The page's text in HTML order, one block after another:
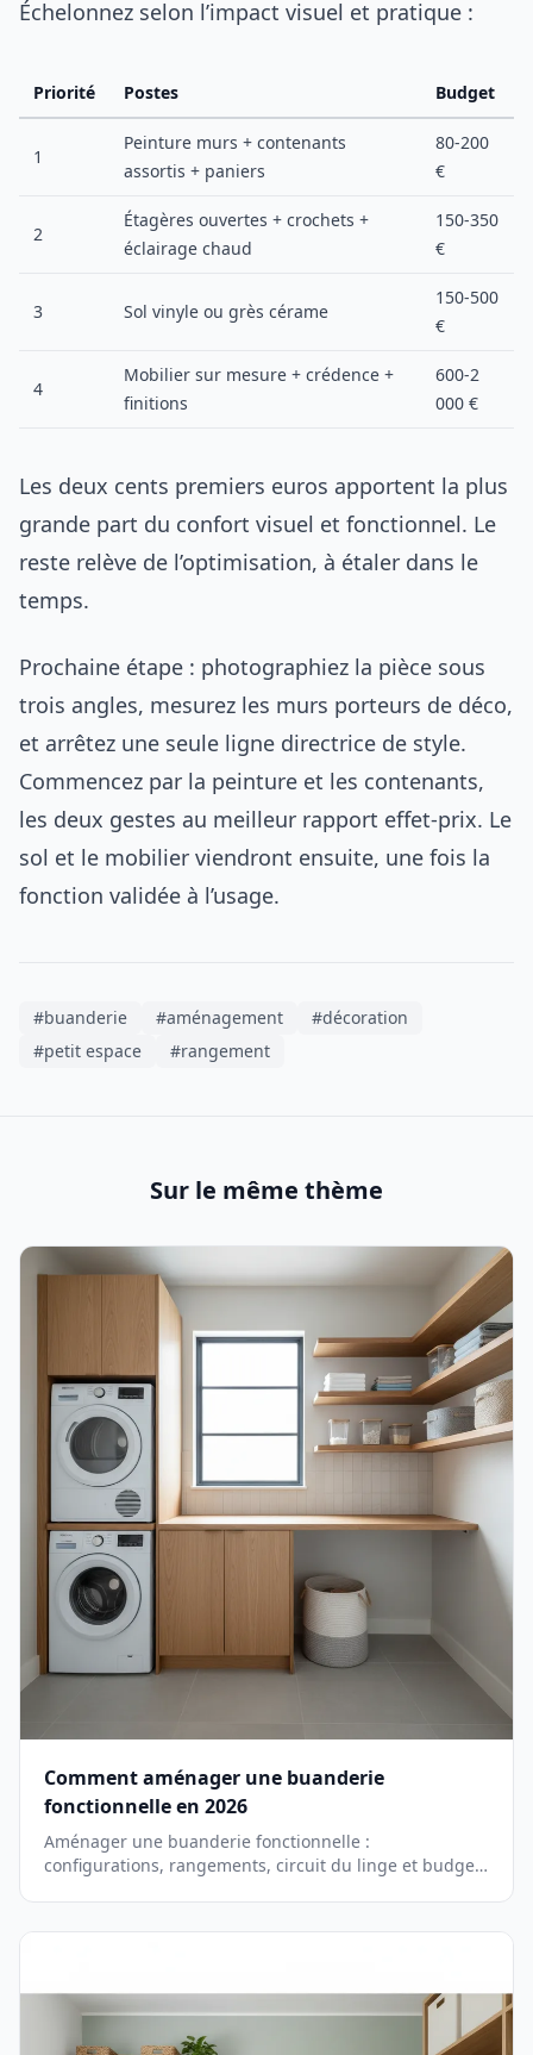
Échelonnez selon l’impact visuel et pratique :
Priorité Postes Budget
1
Peinture murs + contenants
assortis + paniers
80-200
€
2
Étagères ouvertes + crochets +
éclairage chaud
150-350
€
3 Sol vinyle ou grès cérame
150-500
€
4
Mobilier sur mesure + crédence +
finitions
600-2
000 €
Les deux cents premiers euros apportent la plus
grande part du confort visuel et fonctionnel. Le
reste relève de l’optimisation, à étaler dans le
temps.
Prochaine étape : photographiez la pièce sous
trois angles, mesurez les murs porteurs de déco,
et arrêtez une seule ligne directrice de style.
Commencez par la peinture et les contenants,
les deux gestes au meilleur rapport effet-prix. Le
sol et le mobilier viendront ensuite, une fois la
fonction validée à l’usage.
#buanderie #aménagement
#décoration
#petit espace
#rangement
Sur le même thème
Comment aménager une buanderie
fonctionnelle en 2026
Aménager une buanderie fonctionnelle :
configurations, rangements, circuit du linge et budget